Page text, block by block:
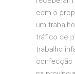
com o
um
tráfico de
trabalho
confecção